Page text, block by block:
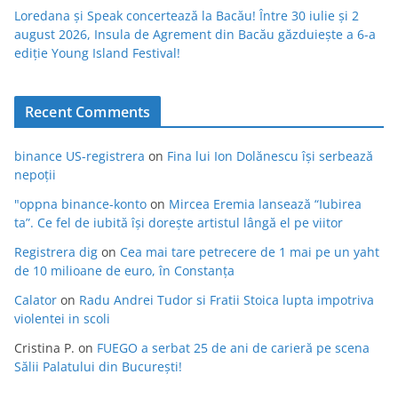
Loredana și Speak concertează la Bacău! Între 30 iulie și 2
august 2026, Insula de Agrement din Bacău găzduiește a 6-a
ediție Young Island Festival!
Recent Comments
binance US-registrera on Fina lui Ion Dolănescu își serbează
nepoții
"oppna binance-konto on Mircea Eremia lansează “Iubirea
ta”. Ce fel de iubită își dorește artistul lângă el pe viitor
Registrera dig on Cea mai tare petrecere de 1 mai pe un yaht
de 10 milioane de euro, în Constanța
Calator on Radu Andrei Tudor si Fratii Stoica lupta impotriva
violentei in scoli
Cristina P. on FUEGO a serbat 25 de ani de carieră pe scena
Sălii Palatului din București!